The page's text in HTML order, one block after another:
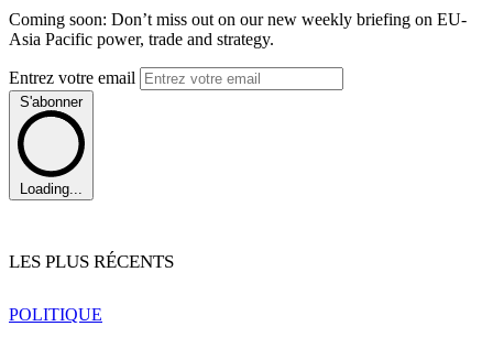
Coming soon: Don’t miss out on our new weekly briefing on EU-
Asia Pacific power, trade and strategy.
Entrez votre email
S'abonner
Loading...
LES PLUS RÉCENTS
POLITIQUE